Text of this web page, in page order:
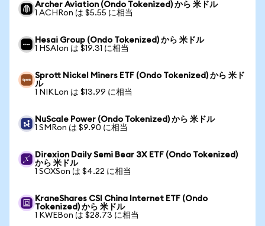
Archer Aviation (Ondo Tokenized) から 米ドル
1 ACHRon は $5.55 に相当
Hesai Group (Ondo Tokenized) から 米ドル
1 HSAIon は $19.31 に相当
Sprott Nickel Miners ETF (Ondo Tokenized) から 米ド
ル
1 NIKLon は $13.99 に相当
NuScale Power (Ondo Tokenized) から 米ドル
1 SMRon は $9.90 に相当
Direxion Daily Semi Bear 3X ETF (Ondo Tokenized)
から 米ドル
1 SOXSon は $4.22 に相当
KraneShares CSI China Internet ETF (Ondo
Tokenized) から 米ドル
1 KWEBon は $28.73 に相当